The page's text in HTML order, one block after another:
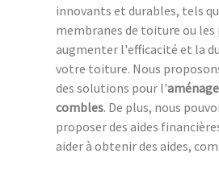
innovants et durables, tels
membranes de toiture ou les
augmenter l'efficacité et la
votre toiture. Nous
des solutions pour l'
combles. De plus, nous
proposer des aides
aider à obtenir des aides,